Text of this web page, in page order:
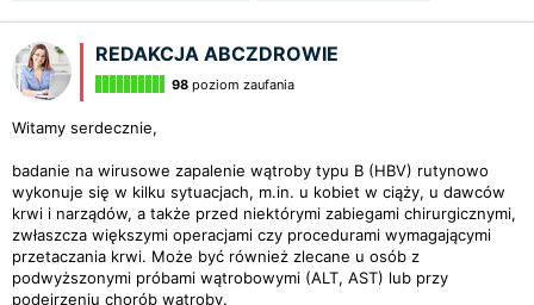
REDAKCJA ABCZDROWIE
98 poziom zaufania
Witamy serdecznie,
badanie na wirusowe zapalenie wątroby typu B (HBV) rutynowo
wykonuje się w kilku sytuacjach, m.in. u kobiet w ciąży, u dawców
krwi i narządów, a także przed niektórymi zabiegami chirurgicznymi,
zwłaszcza większymi operacjami czy procedurami wymagającymi
przetaczania krwi. Może być również zlecane u osób z
podwyższonymi próbami wątrobowymi (ALT, AST) lub przy
podejrzeniu chorób wątroby.